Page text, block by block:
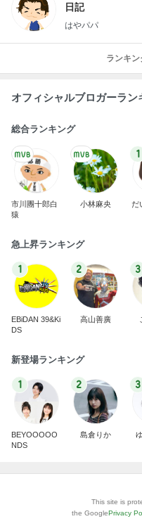
日記
はやパパ
ランキ
オフィシャルブロガーラン
総合ランキング
市川團十郎白
猿
小林麻央
1
だ
急上昇ランキング
1
EBiDAN 39&Ki
DS
2
高山善廣
3
新登場ランキング
1
BEYOOOOO
NDS
2
島倉りか
3
This site is
the GooglePrivacy